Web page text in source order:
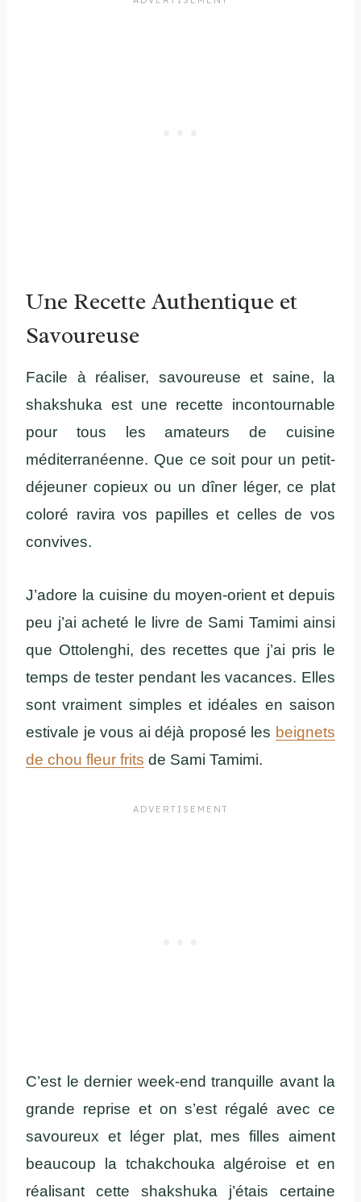
Une Recette Authentique et
Savoureuse
Facile à réaliser, savoureuse et saine, la
shakshuka est une recette incontournable
pour tous les amateurs de cuisine
méditerranéenne. Que ce soit pour un petit-
déjeuner copieux ou un dîner léger, ce plat
coloré ravira vos papilles et celles de vos
convives.
J’adore la cuisine du moyen-orient et depuis
peu j’ai acheté le livre de Sami Tamimi ainsi
que Ottolenghi, des recettes que j’ai pris le
temps de tester pendant les vacances. Elles
sont vraiment simples et idéales en saison
estivale je vous ai déjà proposé les beignets
de chou fleur frits de Sami Tamimi.
C’est le dernier week-end tranquille avant la
grande reprise et on s’est régalé avec ce
savoureux et léger plat, mes filles aiment
beaucoup la tchakchouka algéroise et en
réalisant cette shakshuka j’étais certaine